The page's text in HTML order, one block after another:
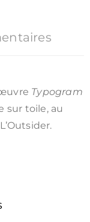
Typogram
sur toile, au